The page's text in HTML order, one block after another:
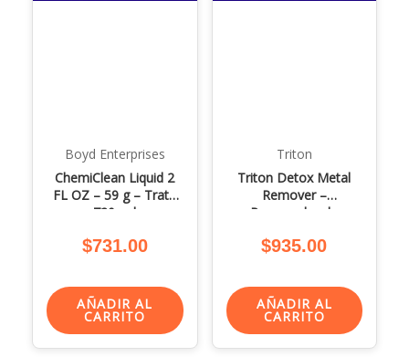
Boyd Enterprises
ChemiClean Liquid 2
FL OZ – 59 g – Trata
720 gal
$731.00
AÑADIR AL
CARRITO
Triton
Triton Detox Metal
Remover –
Removedor de
ml
$935.00
AÑADIR AL
CARRITO